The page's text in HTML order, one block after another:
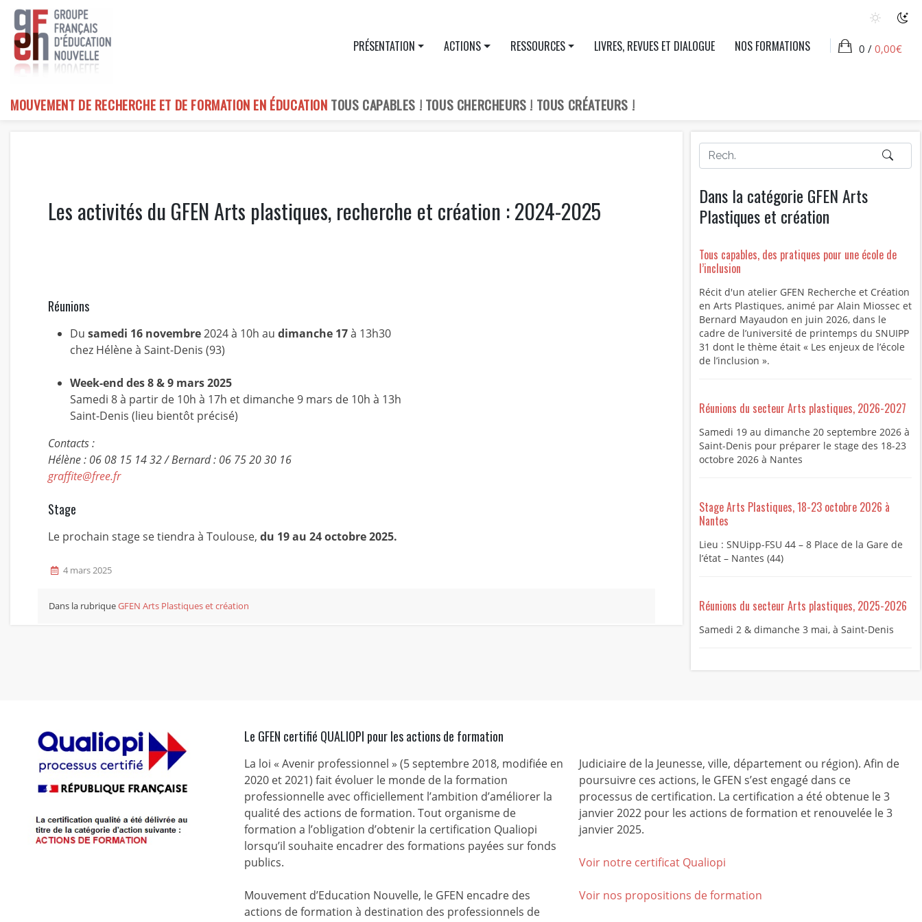
Skip
content
MOUVEMENT DE RECHERCHE ET DE FORMATION EN ÉDUCATION TOUS CAPABLES ! TOUS CHERCHEURS ! TOUS CRÉATEURS !
PRÉSENTATION ACTIONS RESSOURCES LIVRES, REVUES ET DIALOGUE NOS FORMATIONS 0 / 0,00€
Les activités du GFEN Arts plastiques, recherche et création : 2024-2025
Réunions
Du samedi 16 novembre2024 à 10h au dimanche 17à 13h30
chez Hélène à Saint-Denis (93)
Week-end des 8 & 9 mars 2025
Samedi 8 à partir de 10h à 17h et dimanche 9 mars de 10h à 13h
Saint-Denis (lieu bientôt précisé)
Contacts :
Hélène : 06 08 15 14 32 / Bernard : 06 75 20 30 16
graffite@free.fr
Stage
Le prochain stage se tiendra à Toulouse, du 19 au 24 octobre 2025.
4 mars 2025
Dans la rubriqueGFEN Arts Plastiques et création
Dans la catégorie GFEN Arts
Plastiques et création
Tous capables, des pratiques pour une école de
l’inclusion
Récit d'un atelier GFEN Recherche et Création
en Arts Plastiques, animé par Alain Miossec et
Bernard Mayaudon en juin 2026, dans le
cadre de l’université de printemps du SNUIPP
31 dont le thème était « Les enjeux de l’école
de l’inclusion ».
Réunions du secteur Arts plastiques, 2026-2027
Samedi 19 au dimanche 20 septembre 2026 à
Saint-Denis pour préparer le stage des 18-23
octobre 2026 à Nantes
Stage Arts Plastiques, 18-23 octobre 2026 à
Nantes
Lieu : SNUipp-FSU 44 – 8 Place de la Gare de
l’état – Nantes (44)
Réunions du secteur Arts plastiques, 2025-2026
Samedi 2 & dimanche 3 mai, à Saint-Denis
Le GFEN certifié QUALIOPI pour les actions de formation
La loi « Avenir professionnel » (5 septembre 2018, modifiée en
2020 et 2021) fait évoluer le monde de la formation
professionnelle avec officiellement l’ambition d’améliorer la
qualité des actions de formation. Tout organisme de
formation a l’obligation d’obtenir la certification Qualiopi
lorsqu’il souhaite encadrer des formations payées sur fonds
publics.
Mouvement d’Education Nouvelle, le GFEN encadre des
actions de formation à destination des professionnels de
Judiciaire de la Jeunesse, ville, département ou région). Afin de
poursuivre ces actions, le GFEN s’est engagé dans ce
processus de certification. La certification a été obtenue le 3
janvier 2022 pour les actions de formation et renouvelée le 3
janvier 2025.
Voir notre certificat Qualiopi
Voir nos propositions de formation